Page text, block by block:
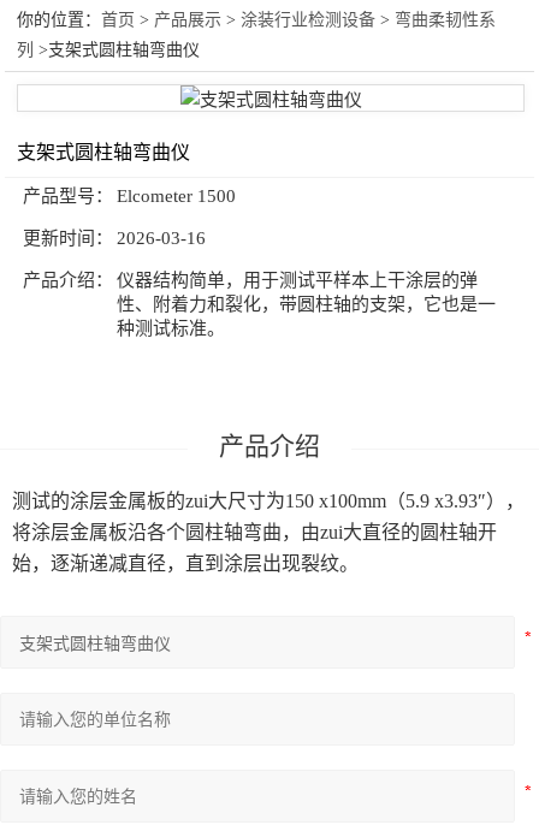
涂装行业检测设备
粘度系列
附着力系列
涂膜制膜系列
耐冲击系列
环境测试系列
高速分散试验机系列
你的位置：首页 > 产品展示 >涂装行业检测设备 > 弯曲柔韧性系
列 >支架式圆柱轴弯曲仪
支架式圆柱轴弯曲仪
产品型号： Elcometer 1500
更新时间： 2026-03-16
产品介绍：
仪器结构简单，用于测试平样本上干涂层的弹
性、附着力和裂化，带圆柱轴的支架，它也是一
种测试标准。
产品介绍
测试的涂层金属板的zui大尺寸为150 x100mm（5.9 x3.93″），
将涂层金属板沿各个圆柱轴弯曲，由zui大直径的圆柱轴开
始，逐渐递减直径，直到涂层出现裂纹。